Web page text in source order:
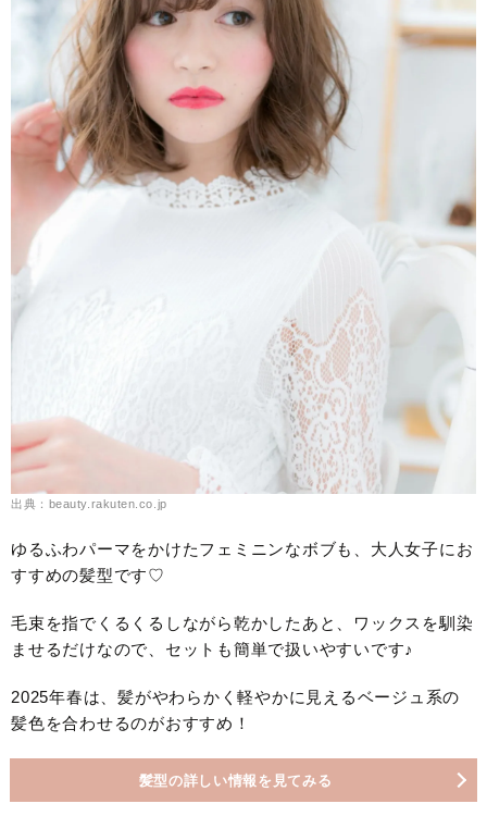
出典：beauty.rakuten.co.jp
ゆるふわパーマをかけたフェミニンなボブも、大人女子にお
すすめの髪型です♡
毛束を指でくるくるしながら乾かしたあと、ワックスを馴染
ませるだけなので、セットも簡単で扱いやすいです♪
2025年春は、髪がやわらかく軽やかに見えるベージュ系の
髪色を合わせるのがおすすめ！
髪型の詳しい情報を見てみる